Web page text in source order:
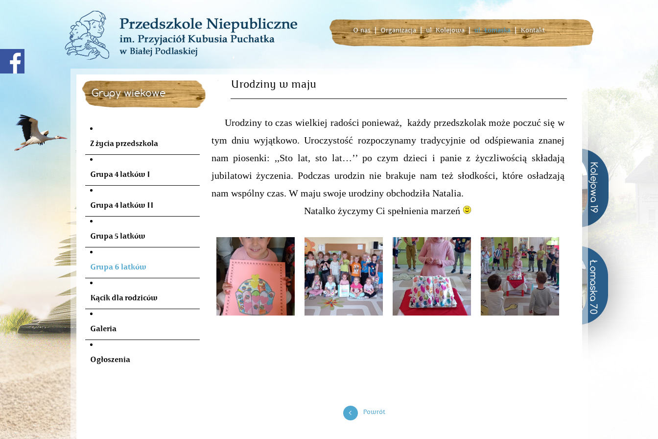
O nas | Organizacja | ul. Kolejowa | ul. Łomaska | Kontakt
Grupy wiekowe
Urodziny w maju
Z życia przedszkola
Grupa 4 latków I
Grupa 4 latków II
Grupa 5 latków
Grupa 6 latków
Kącik dla rodziców
Galeria
Ogłoszenia
Urodziny to czas wielkiej radości ponieważ, każdy przedszkolak może poczuć się w
tym dniu wyjątkowo. Uroczystość rozpoczynamy tradycyjnie od odśpiewania znanej
nam piosenki: ,,Sto lat, sto lat…’’ po czym dzieci i panie z życzliwością składają
jubilatowi życzenia. Podczas urodzin nie brakuje nam też słodkości, które osładzają
nam wspólny czas. W maju swoje urodziny obchodziła Natalia.
Natalko życzymy Ci spełnienia marzeń
Powrót